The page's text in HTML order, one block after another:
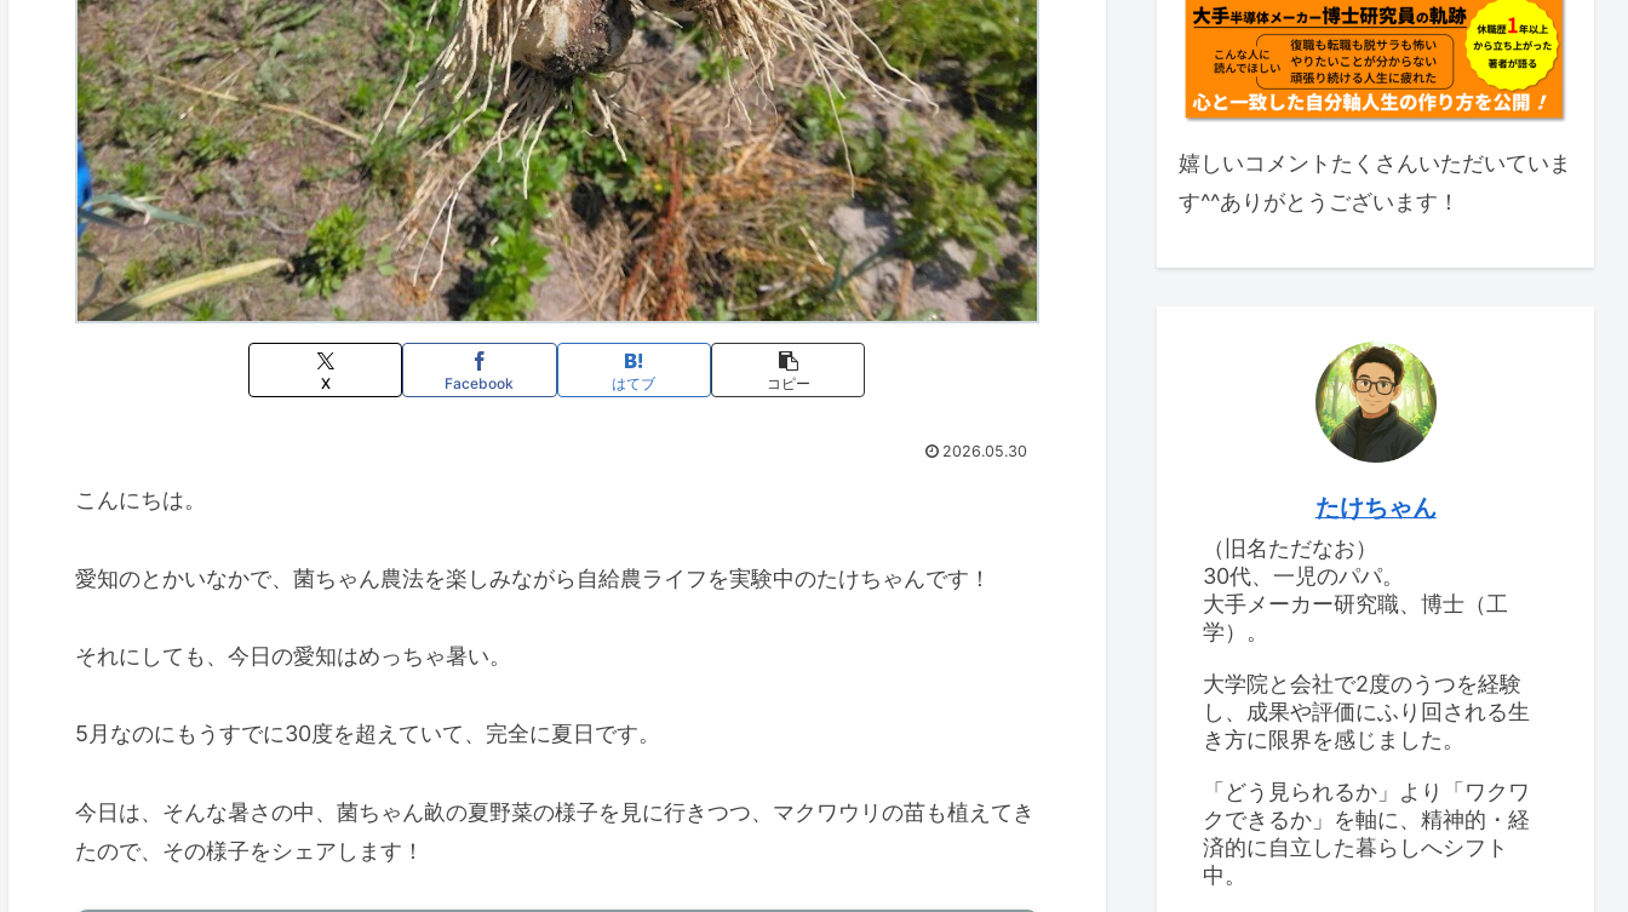
X Facebook はてブ コピー
2026.05.30
こんにちは。
愛知のとかいなかで、菌ちゃん農法を楽しみながら自給農ライフを実験中のたけちゃんです！
それにしても、今日の愛知はめっちゃ暑い。
5月なのにもうすでに30度を超えていて、完全に夏日です。
今日は、そんな暑さの中、菌ちゃん畝の夏野菜の様子を見に行きつつ、マクワウリの苗も植えてき
たので、その様子をシェアします！
嬉しいコメントたくさんいただいていま
す^^ありがとうございます！
たけちゃん
（旧名ただなお）
30代、一児のパパ。
大手メーカー研究職、博士（工
学）。
大学院と会社で2度のうつを経験
し、成果や評価にふり回される生
き方に限界を感じました。
「どう見られるか」より「ワクワ
クできるか」を軸に、精神的・経
済的に自立した暮らしへシフト
中。